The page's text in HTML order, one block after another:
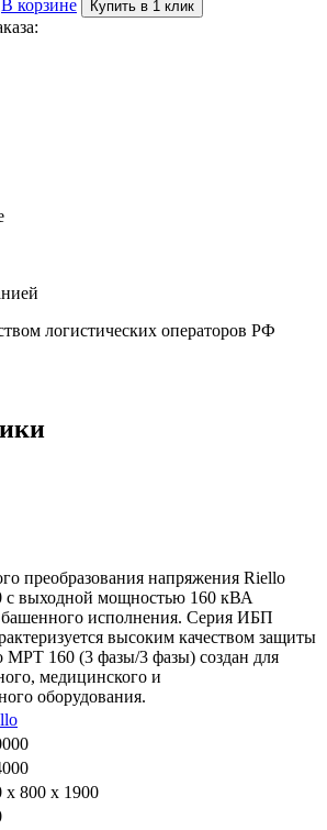
В корзине Купить в 1 клик
логистических операторов РФ
преобразования напряжения Riello
с выходной мощностью 160 кВА
исполнения. Серия ИБП
высоким качеством защиты
160 (3 фазы/3 фазы) создан для
медицинского и
оборудования.
х 800 x 1900